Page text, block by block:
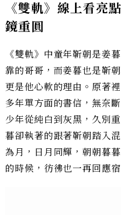
《雙軌》線上看亮
鏡重圓
《雙軌》中童年靳朝是姜
靠的哥哥，而姜暮也是靳
更是他心軟的理由。原著
多年單方面的書信，無奈
少年從純白到灰黑，久別
暮卻執著的跟著靳朝踏入
為月，日月同輝，朝朝暮
的時候，彷彿也一再回應